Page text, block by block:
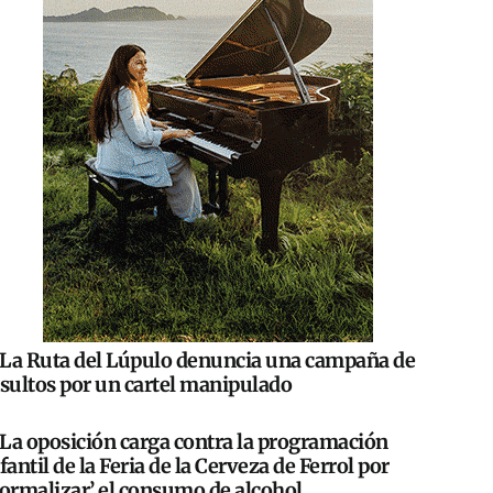
La Ruta del Lúpulo denuncia una campaña de
por un cartel manipulado
La oposición carga contra la programación
de la Feria de la Cerveza de Ferrol por